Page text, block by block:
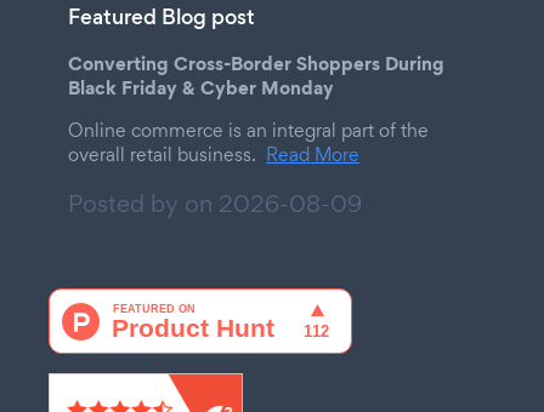
Featured Blog post
Converting Cross-Border Shoppers During
Black Friday & Cyber Monday
Online commerce is an integral part of the
overall retail business. Read More
Posted by on 2026-08-09